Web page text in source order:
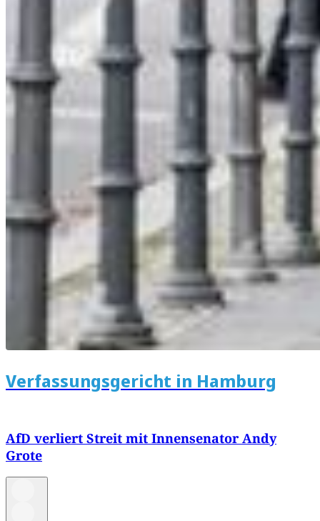
Verfassungsgericht in Hamburg
AfD verliert Streit mit Innensenator Andy
Grote